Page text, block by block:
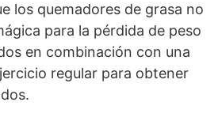
los quemadores de grasa no
para la pérdida de peso
en combinación con una
regular para obtener